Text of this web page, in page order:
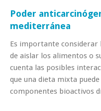
Poder
mediterránea
Es importante
de aislar los alimentos o
cuenta las posibles
que una dieta mixta
componentes bioactivos